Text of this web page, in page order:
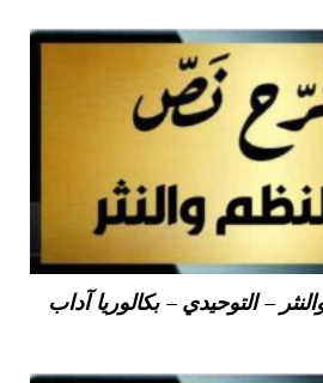
– التوحيدي – بكالوريا آداب